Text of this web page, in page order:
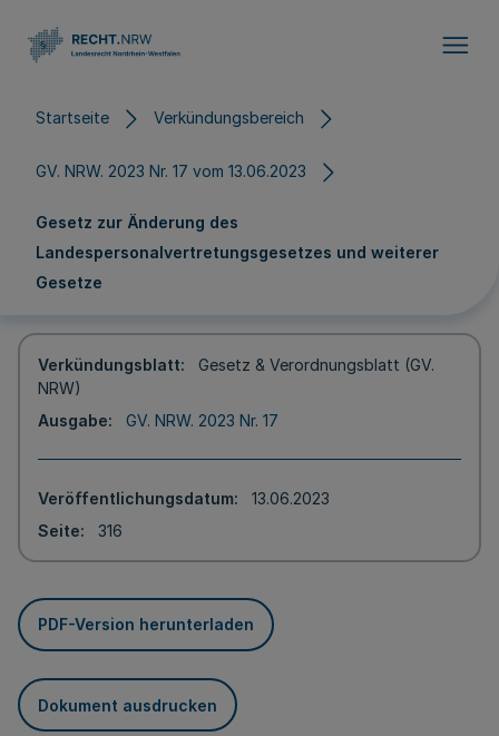
Startseite Verkündungsbereich
GV. NRW. 2023 Nr. 17 vom 13.06.2023
Gesetz zur Änderung des
Landespersonalvertretungsgesetzes und weiterer
Gesetze
Verkündungsblatt
Gesetz & Verordnungsblatt (GV.
NRW)
Ausgabe
GV. NRW. 2023 Nr. 17
Veröffentlichungsdatum
13.06.2023
Seite
316
PDF-Version herunterladen
Dokument ausdrucken